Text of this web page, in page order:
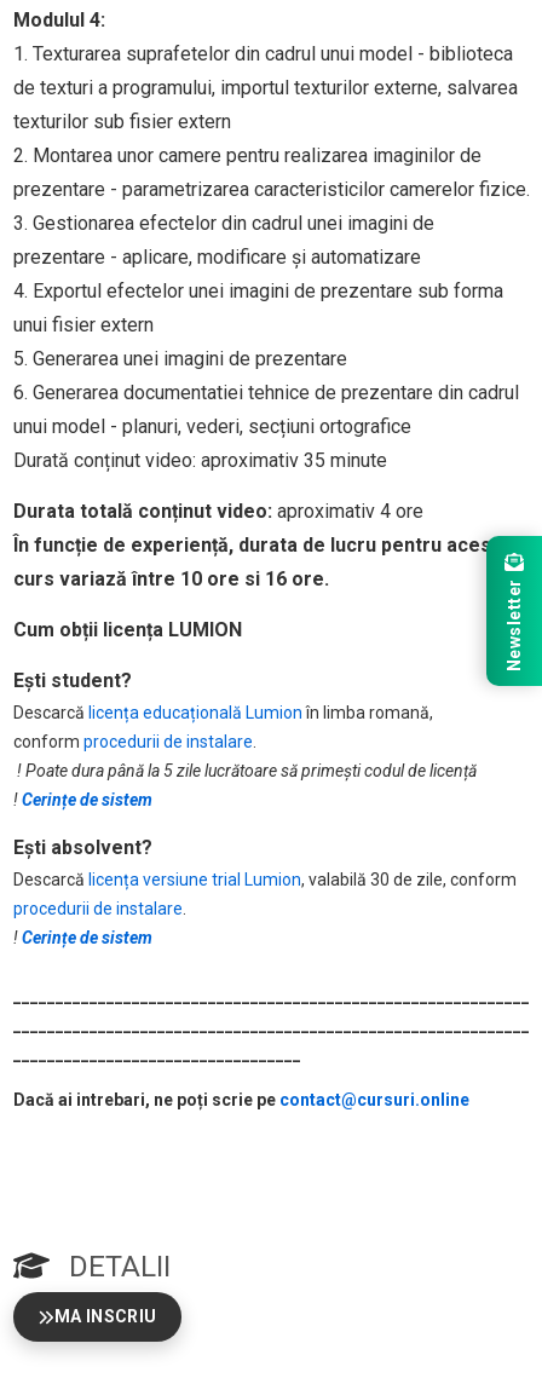
Modulul 4:
1. Texturarea suprafetelor din cadrul unui model - biblioteca
de texturi a programului, importul texturilor externe, salvarea
texturilor sub fisier extern
2. Montarea unor camere pentru realizarea imaginilor de
prezentare - parametrizarea caracteristicilor camerelor fizice.
3. Gestionarea efectelor din cadrul unei imagini de
prezentare - aplicare, modificare și automatizare
4. Exportul efectelor unei imagini de prezentare sub forma
unui fisier extern
5. Generarea unei imagini de prezentare
6. Generarea documentatiei tehnice de prezentare din cadrul
unui model - planuri, vederi, secțiuni ortografice
Durată conținut video: aproximativ 35 minute
Durata totală conținut video:aproximativ 4 ore
În funcție de experiență, durata de lucru pentru acest
curs variază între 10 ore si 16 ore.
Cum obții licența LUMION
Ești student?
Descarcă licența educațională Lumionîn limba romană,
conform procedurii de instalare
! Poate dura până la 5 zile lucrătoare să primești codul de licență
!Cerințe de sistem
Ești absolvent?
Descarcă licența versiune trial Lumion, valabilă 30 de zile, conform
procedurii de instalare
!Cerințe de sistem
Dacă ai intrebari, ne poți scrie pe contact@cursuri.online
DETALII
MA INSCRIU
Newsletter